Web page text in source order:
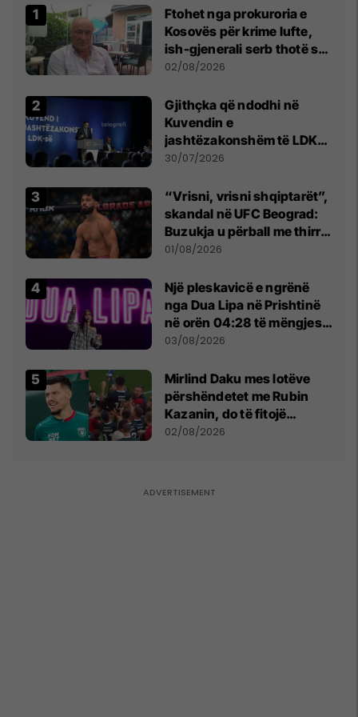
Ftohet nga prokuroria e
Kosovës për krime lufte,
ish-gjenerali serb thotë se
dikush e tradhtoi në
02/08/2026
Gjithçka që ndodhi në
Kuvendin e
jashtëzakonshëm të LDK-
së
30/07/2026
“Vrisni, vrisni shqiptarët”,
skandal në UFC Beograd:
Buzukja u përball me thirrje
anti-shqiptare nga
01/08/2026
Një pleskavicë e ngrënë
nga Dua Lipa në Prishtinë
në orën 04:28 të mëngjesit
- dhe bota digjitale serbe
03/08/2026
Mirlind Daku mes lotëve
përshëndetet me Rubin
Kazanin, do të fitojë
miliona te Spartak Moska
02/08/2026